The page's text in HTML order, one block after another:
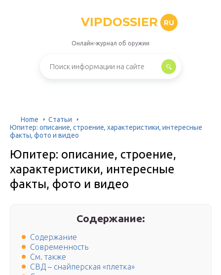
VIPDOSSIER RU
Онлайн-журнал об оружии
Home
Статьи
Юпитер: описание, строение, характеристики, интересные
факты, фото и видео
Юпитер: описание, строение,
характеристики, интересные
факты, фото и видео
Содержание:
Содержание
Современность
См. также
СВД – снайперская «плетка»